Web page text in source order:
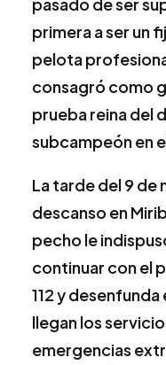
primera a ser un
pelota
consagró como
prueba reina del
subcampeón en
La tarde del 9 de
descanso en
pecho le
continuar con el
112 y
llegan los
emergencias